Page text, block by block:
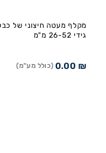
גידי 26-52 מ"מ
0.00 ₪ (כולל מע"מ)